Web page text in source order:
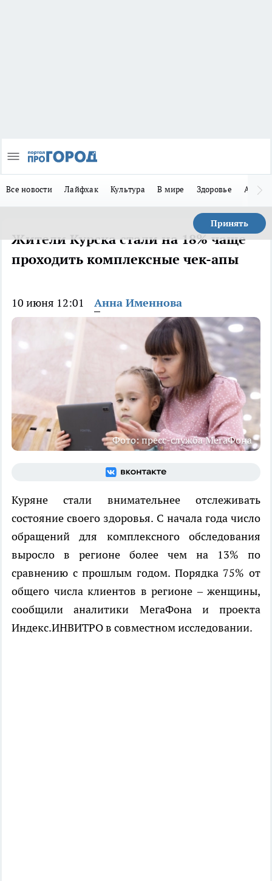
Все новости Лайфхак Культура В мире Здоровье Авто
Принять
Жители Курска стали на 18% чаще
проходить комплексные чек-апы
10 июня 12:01 Анна Именнова
Фото: пресс-служба МегаФона
Куряне стали внимательнее отслеживать
состояние своего здоровья. С начала года число
обращений для комплексного обследования
выросло в регионе более чем на 13% по
сравнению с прошлым годом. Порядка 75% от
общего числа клиентов в регионе – женщины,
сообщили аналитики МегаФона и проекта
Индекс.ИНВИТРО в совместном исследовании.